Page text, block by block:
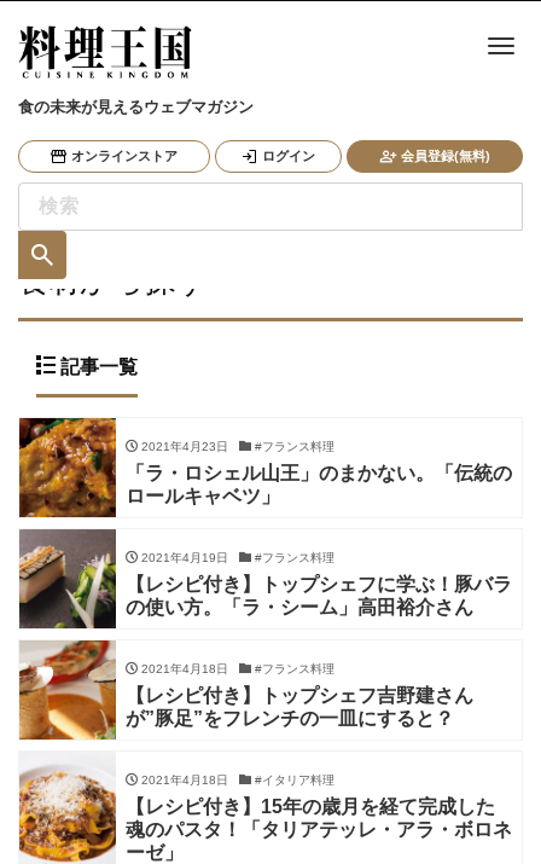
食の未来が見えるウェブマガジン
オンラインストア ログイン 会員登録(無料)
ナ
食材から探す
記事一覧
2021年4月23日 #フランス料理
「ラ・ロシェル山王」のまかない。「伝統の
ロールキャベツ」
2021年4月19日 #フランス料理
【レシピ付き】トップシェフに学ぶ！豚バラ
の使い方。「ラ・シーム」高田裕介さん
2021年4月18日 #フランス料理
【レシピ付き】トップシェフ吉野建さん
が”豚足”をフレンチの一皿にすると？
2021年4月18日 #イタリア料理
【レシピ付き】15年の歳月を経て完成した
魂のパスタ！「タリアテッレ・アラ・ボロネ
ーゼ」